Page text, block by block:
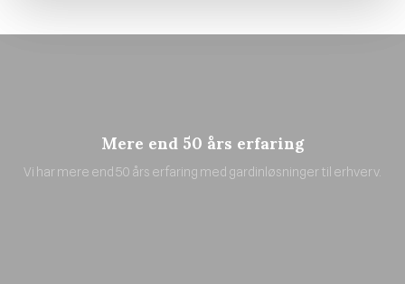
Mere end 50 års erfaring
Vi har mere end 50 års erfaring med gardinløsninger til erhverv.